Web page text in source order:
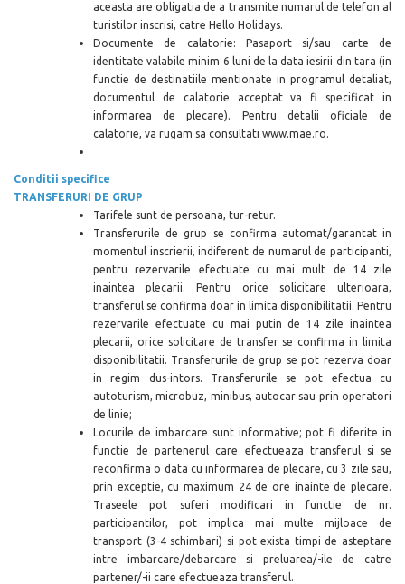
aceasta are obligatia de a transmite numarul de telefon al
turistilor inscrisi, catre Hello Holidays.
Documente de calatorie: Pasaport si/sau carte de
identitatevalabile minim 6 luni de la data iesirii din tara (in
functie de destinatiile mentionate in programul detaliat,
documentul de calatorie acceptat va fi specificat in
informarea de plecare). Pentru detalii oficiale de
calatorie, va rugam sa consultati www.mae.ro.
Conditii specifice
TRANSFERURI DE GRUP
Tarifele sunt de persoana, tur-retur.
Transferurile de grup se confirma automat/garantat in
momentul inscrierii, indiferent de numarul de participanti,
pentru rezervarile efectuate cu mai mult de 1 4 zile
inaintea plecarii. Pentru orice solicitare ulterioara,
transferul se confirma doar in limita disponibilitatii. Pentru
rezervarile efectuate cu mai putin de 14 zile inaintea
plecarii, orice solicitare de transfer se confirma in limita
disponibilitatii. Transferurile de grup se pot rezerva doar
in regim dus-intors. Transferurile se pot efectua cu
autoturism, microbuz, minibus, autocar sau prin operatori
de linie;
Locurile de imbarcare sunt informative; pot fi diferite in
functie de partenerul care efectueaza transferul si se
reconfirma o data cu informarea de plecare, cu 3 zile sau,
prin exceptie, cu maximum 24 de ore inainte de plecare.
Traseele pot suferi modificari in functie de nr.
participantilor, pot implica mai multe mijloace de
transport (3-4 schimbari) si pot exista timpi de asteptare
intre imbarcare/debarcare si preluarea/-ile de catre
partener/-ii care efectueaza transferul.